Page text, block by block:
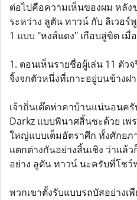
ต่อไปคือความเห็นของผม หลั
ระหว่าง ลูตัน ทาวน์ กับ ลิเวอร์
1 แบบ "หงส์แดง" เกือบสู่ขิต เ
1. ตอนเห็นรายชื่อผู้เล่น 11 ตัว
จิ้งจกตัวหนึ่งที่เกาะอยู่บนข้างฝา
เจ้าถิ่นเด๊ดห่าคาบ้านแน่นอนค
Darkz แบบพินาศสิ้นซะด้วย เพ
ใหญ่แบบเต็มอัตราศึก ทั้งศักยภ
แตกต่างกันอย่างสิ้นเชิง ว่าแล้
อย่าง ลูตัน ทาวน์ นะครับที่โช
พวกเขาตั้งรับแบบรถบัสอย่างเ